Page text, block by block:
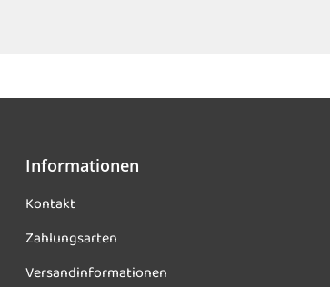
Informationen
Kontakt
Zahlungsarten
Versandinformationen